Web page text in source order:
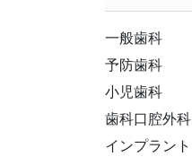
一般歯科
予防歯科
小児歯科
歯科口腔外科
インプラント